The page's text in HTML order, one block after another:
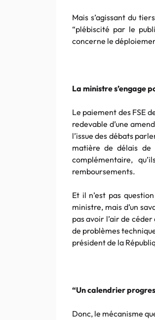
Mais s’agissant du
“plébiscité par le
concerne le
La ministre s’engage
Le paiement des FSE
redevable d’une
l’issue des débats
matière de délais de
complémentaire,
remboursements.
Et il n’est pas
ministre, mais d’un
pas avoir l’air de
de problèmes
président de la
“Un calendrier
Donc, le mécanisme